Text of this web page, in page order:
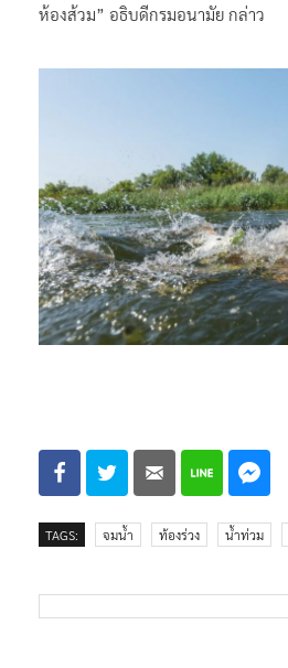
ห้องส้วม” อธิบดีกรมอนามัย กล่าว
TAGS: จมน้ำ ท้องร่วง น้ำท่วม